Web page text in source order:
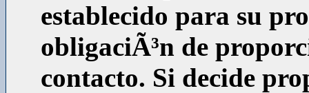
establecido para su
obligaciÃ³n de
contacto. Si decide